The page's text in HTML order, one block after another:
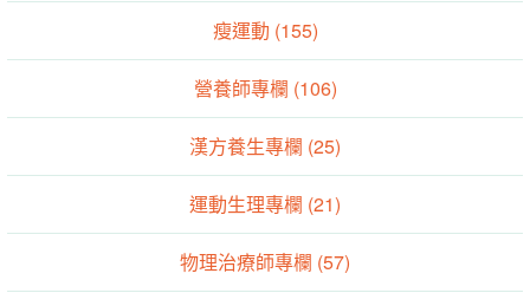
瘦運動 (155)
營養師專欄 (106)
漢方養生專欄 (25)
運動生理專欄 (21)
物理治療師專欄 (57)